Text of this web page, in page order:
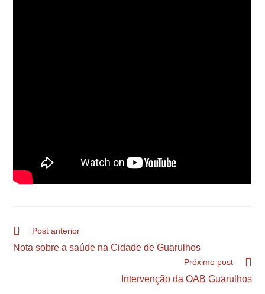
Post anterior
Nota sobre a saúde na Cidade de Guarulhos
Próximo post
Intervenção da OAB Guarulhos